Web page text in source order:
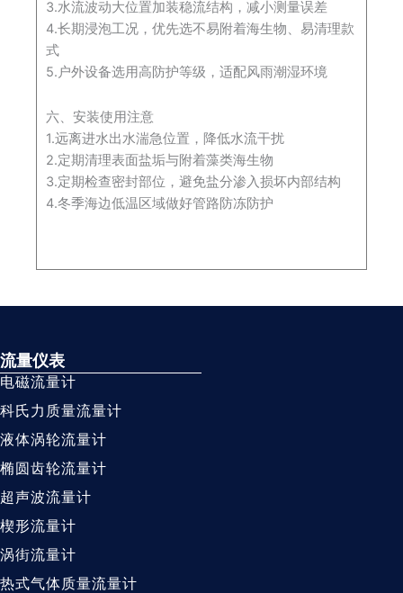
3.水流波动大位置加装稳流结构，减小测量误差
4.长期浸泡工况，优先选不易附着海生物、易清理款
式
5.户外设备选用高防护等级，适配风雨潮湿环境
六、安装使用注意
1.远离进水出水湍急位置，降低水流干扰
2.定期清理表面盐垢与附着藻类海生物
3.定期检查密封部位，避免盐分渗入损坏内部结构
4.冬季海边低温区域做好管路防冻防护
流量仪表
电磁流量计
科氏力质量流量计
液体涡轮流量计
椭圆齿轮流量计
超声波流量计
楔形流量计
涡街流量计
热式气体质量流量计